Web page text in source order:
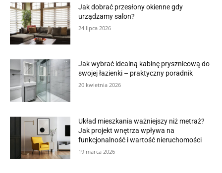
Jak dobrać przesłony okienne gdy
urządzamy salon?
24 lipca 2026
Jak wybrać idealną kabinę prysznicową do
swojej łazienki – praktyczny poradnik
20 kwietnia 2026
Układ mieszkania ważniejszy niż metraż?
Jak projekt wnętrza wpływa na
funkcjonalność i wartość nieruchomości
19 marca 2026